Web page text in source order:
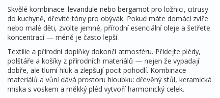
Skvělé kombinace: levandule nebo bergamot pro ložnici, citrusy
do kuchyně, dřevité tóny pro obývák. Pokud máte domácí zvíře
nebo malé děti, zvolte jemné, přírodní esenciální oleje a šetřete
koncentrací — méně je často lepší.
Textilie a přírodní doplňky dokončí atmosféru. Přidejte plédy,
polštáře a košíky z přírodních materiálů — nejen že vypadají
dobře, ale tlumí hluk a zlepšují pocit pohodlí. Kombinace
materiálů a vůní dává prostoru hloubku: dřevěný stůl, keramická
miska s voskem a měkký pléd vytvoří harmonický celek.